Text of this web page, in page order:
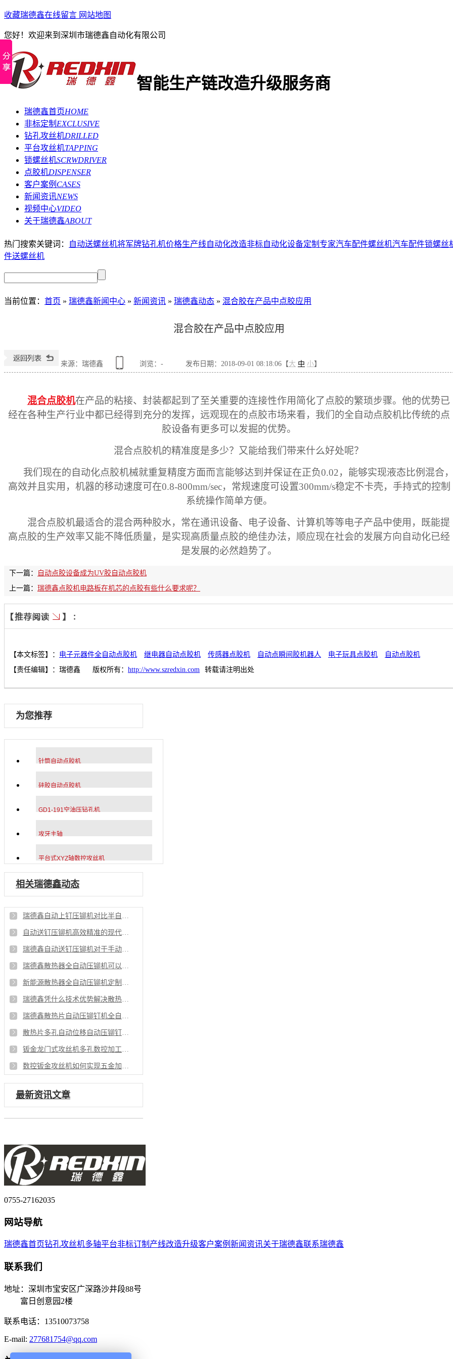
收藏瑞德鑫在线留言 网站地图
您好！欢迎来到深圳市瑞德鑫自动化有限公司
智能生产链改造升级服务商
瑞德鑫首页HOME
非标定制 EXCLUSIVE
钻孔攻丝机DRILLED
平台攻丝机TAPPING
锁螺丝机SCRWDRIVER
点胶机DISPENSER
客户案例 CASES
新闻资讯NEWS
视频中心VIDEO
关于瑞德鑫ABOUT
热门搜索关键词： 自动送螺丝机将军牌钻孔机价格生产线自动化改造非标自动化设备定制专家汽车配件螺丝机汽车配件锁螺丝
件送螺丝机
当前位置 ： 首页 » 瑞德鑫新闻中心 » 新闻资讯 » 瑞德鑫动态 » 混合胶在产品中点胶应用
混合胶在产品中点胶应用
来源：瑞德鑫 浏览： - 发布日期：2018-09-01 08:18:06【大 中 小】
混合点胶机在产品的粘接、封装都起到了至关重要的连接性作用简化了点胶的繁琐步骤。他的优势已
经在各种生产行业中都已经得到充分的发挥，远观现在的点胶市场来看，我们的全自动点胶机比传统的点
胶设备有更多可以发掘的优势。
混合点胶机的精准度是多少？又能给我们带来什么好处呢？
我们现在的自动化点胶机械就重复精度方面而言能够达到并保证在正负0.02，能够实现液态比例混合，
高效并且实用，机器的移动速度可在0.8-800mm/sec，常规速度可设置300mm/s稳定不卡壳，手持式的控制
系统操作简单方便。
混合点胶机最适合的混合两种胶水，常在通讯设备、电子设备、计算机等等电子产品中使用，既能提
高点胶的生产效率又能不降低质量，是实现高质量点胶的绝佳办法，顺应现在社会的发展方向自动化已经
是发展的必然趋势了。
下一篇：
自动点胶设备成为UV胶自动点胶机
上一篇： 瑞德鑫点胶机电路板在机芯的点胶有些什么要求呢？
【本文标签】： 电子元器件全自动点胶机 继电器自动点胶机 传感器点胶机 自动点瞬间胶机器人 电子玩具点胶机
自动点胶机
【责任编辑】： 瑞德鑫 版权所有： http://www.szredxin.com 转载请注明出处
为您推荐
针筒自动点胶机
硅胶自动点胶机
GD1-191空油压钻孔机
攻牙主轴
平台式XYZ轴数控攻丝机
相关瑞德鑫动态
最新资讯文章
0755-27162035
网站导航
瑞德鑫首页钻孔攻丝机多轴平台非标订制 产线改造升级客户案例 新闻资讯关于瑞德鑫联系瑞德鑫
联系我们
地址：深圳市宝安区广深路沙井段88号
富日创意园2楼
联系电话：13510073758
E-mail: 277681754@qq.com